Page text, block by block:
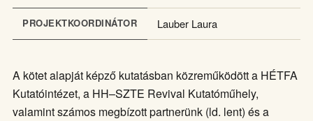
PROJEKTKOORDINÁTOR Lauber Laura
A kötet alapját képző kutatásban közreműködött a HÉTFA
Kutatóintézet, a HH–SZTE Revival Kutatóműhely,
valamint számos megbízott partnerünk (ld. lent) és a